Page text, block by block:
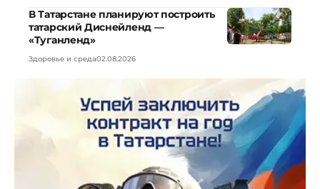
В Татарстане планируют построить
татарский Диснейленд —
«Туганленд»
Здоровье и среда02.08.2026